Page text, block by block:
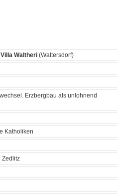
Villa Waltheri (Waltersdorf)
Erzbergbau als unlohnend
Katholiken
Zedlitz